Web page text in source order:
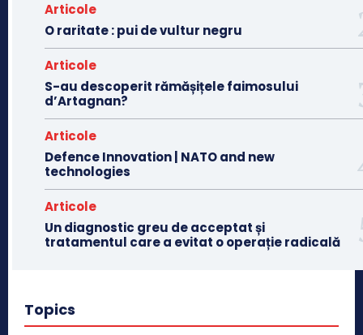
Articole
O raritate : pui de vultur negru
Articole
S-au descoperit rămășițele faimosului
d’Artagnan?
Articole
Defence Innovation | NATO and new
technologies
Articole
Un diagnostic greu de acceptat și
tratamentul care a evitat o operație radicală
Topics